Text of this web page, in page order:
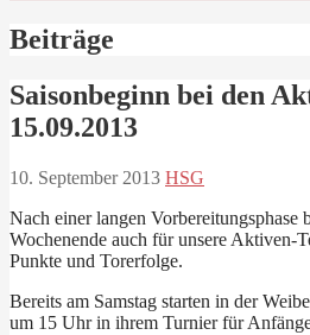
Beiträge
Saisonbeginn bei den
15.09.2013
10. September 2013 HSG
Nach einer langen Vorbereitungsphase
Wochenende auch für unsere Aktiven-
Punkte und Torerfolge.
Bereits am Samstag starten in der
um 15 Uhr in ihrem Turnier für